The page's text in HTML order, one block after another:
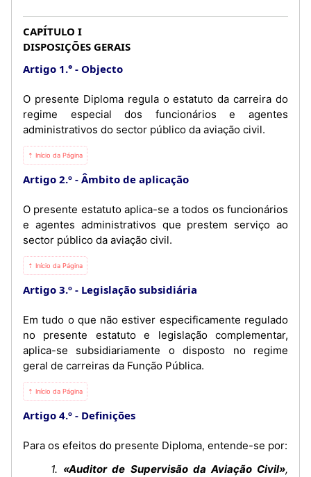
CAPÍTULO I
DISPOSIÇÕES GERAIS
Artigo 1.°
Objecto
O presente Diploma regula o estatuto da carreira do
regime especial dos funcionários e agentes
administrativos do sector público da aviação civil.
⇡ Início da Página
Artigo 2.º Âmbito de aplicação
O presente estatuto aplica-se a todos os funcionários
e agentes administrativos que prestem serviço ao
sector público da aviação civil.
⇡ Início da Página
Artigo 3.º Legislação subsidiária
Em tudo o que não estiver especificamente regulado
no presente estatuto e legislação complementar,
aplica-se subsidiariamente o disposto no regime
geral de carreiras da Função Pública.
⇡ Início da Página
Artigo 4.º Definições
Para os efeitos do presente Diploma, entende-se por:
1. «Auditor de Supervisão da Aviação Civil»,